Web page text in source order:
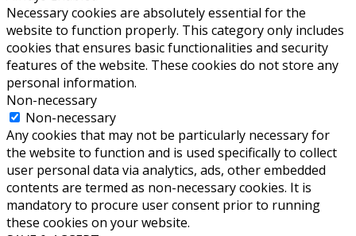
Necessary cookies are absolutely essential for the
website to function properly. This category only includes
cookies that ensures basic functionalities and security
features of the website. These cookies do not store any
personal information.
Non-necessary
Non-necessary
Any cookies that may not be particularly necessary for
the website to function and is used specifically to collect
user personal data via analytics, ads, other embedded
contents are termed as non-necessary cookies. It is
mandatory to procure user consent prior to running
these cookies on your website.